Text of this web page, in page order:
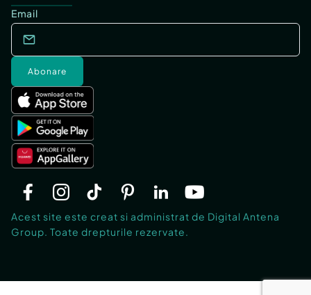
Email
Abonare
Acest site este creat si administrat de Digital Antena
Group. Toate drepturile rezervate.